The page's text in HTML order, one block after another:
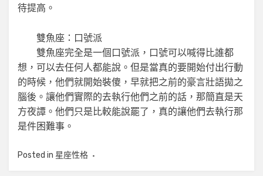
待提高。
雙魚座：口號派
雙魚座完全是一個口號派，口號可以喊得比誰都
想，可以去任何人都能說。但是當真的要開始付出行動
的時候，他們就開始裝傻，早就把之前的豪言壯語拋之
腦後。讓他們實際的去執行他們之前的話，那簡直是天
方夜譚。他們只是比較能說罷了，真的讓他們去執行那
是件困難事。
Posted in 星座性格